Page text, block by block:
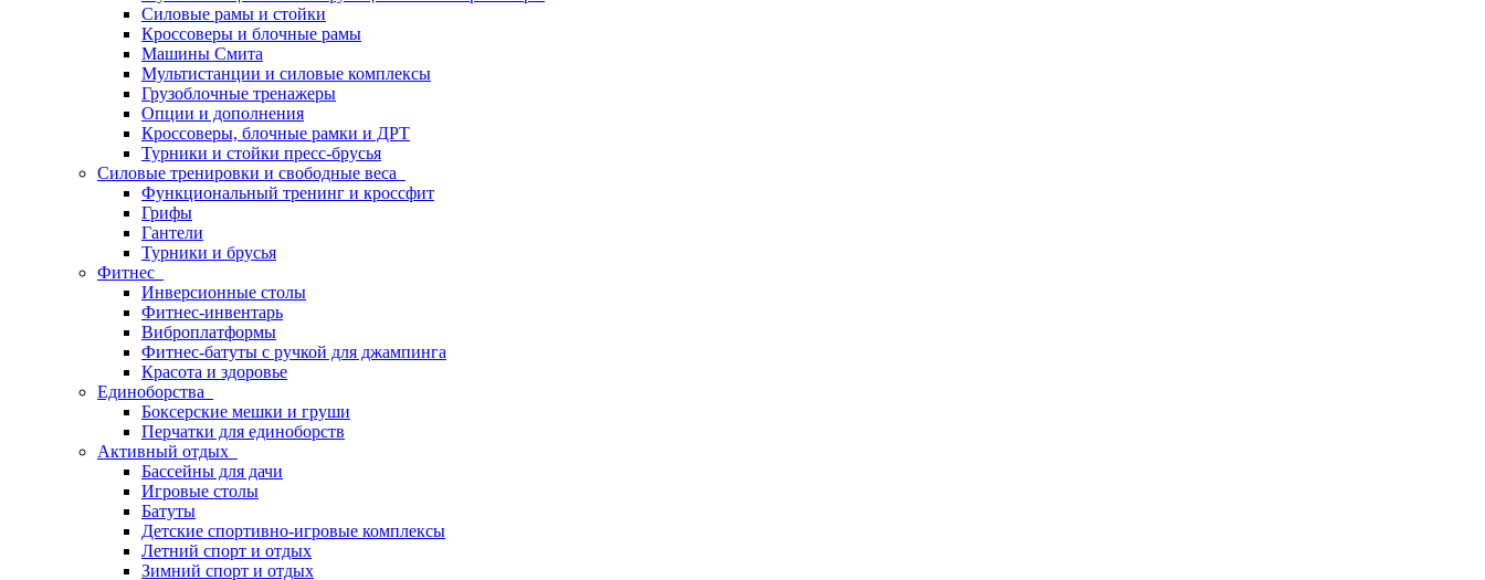
Силовые рамы и стойки
Кроссоверы и блочные рамы
Машины Смита
Мультистанции и силовые комплексы
Грузоблочные тренажеры
Опции и дополнения
Кроссоверы, блочные рамки и ДРТ
Турники и стойки пресс-брусья
Силовые тренировки и свободные веса
Функциональный тренинг и кроссфит
Грифы
Гантели
Турники и брусья
Фитнес
Инверсионные столы
Фитнес-инвентарь
Виброплатформы
Фитнес-батуты с ручкой для джампинга
Красота и здоровье
Единоборства
Боксерские мешки и груши
Перчатки для единоборств
Активный отдых
Бассейны для дачи
Игровые столы
Батуты
Детские спортивно-игровые комплексы
Летний спорт и отдых
Зимний спорт и отдых